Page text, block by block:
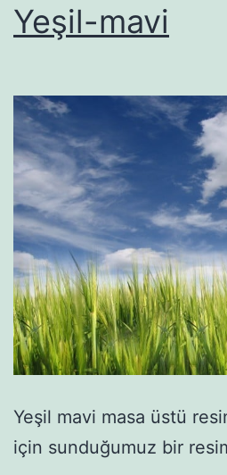
Yeşil-mavi
Yeşil mavi masa üstü
için sunduğumuz bir